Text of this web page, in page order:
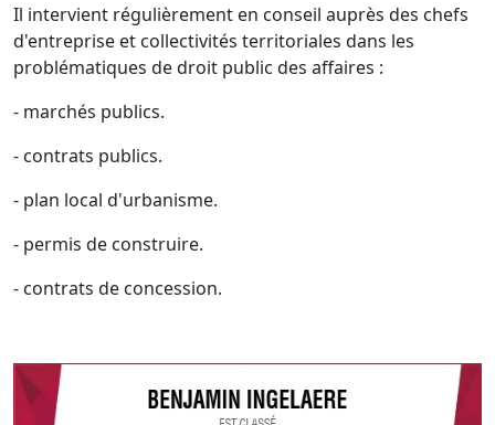
Il intervient régulièrement en conseil auprès des chefs
d'entreprise et collectivités territoriales dans les
problématiques de droit public des affaires :
- marchés publics.
- contrats publics.
- plan local d'urbanisme.
- permis de construire.
- contrats de concession.